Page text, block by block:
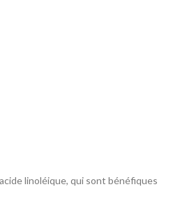
linoléique, qui sont bénéfiques